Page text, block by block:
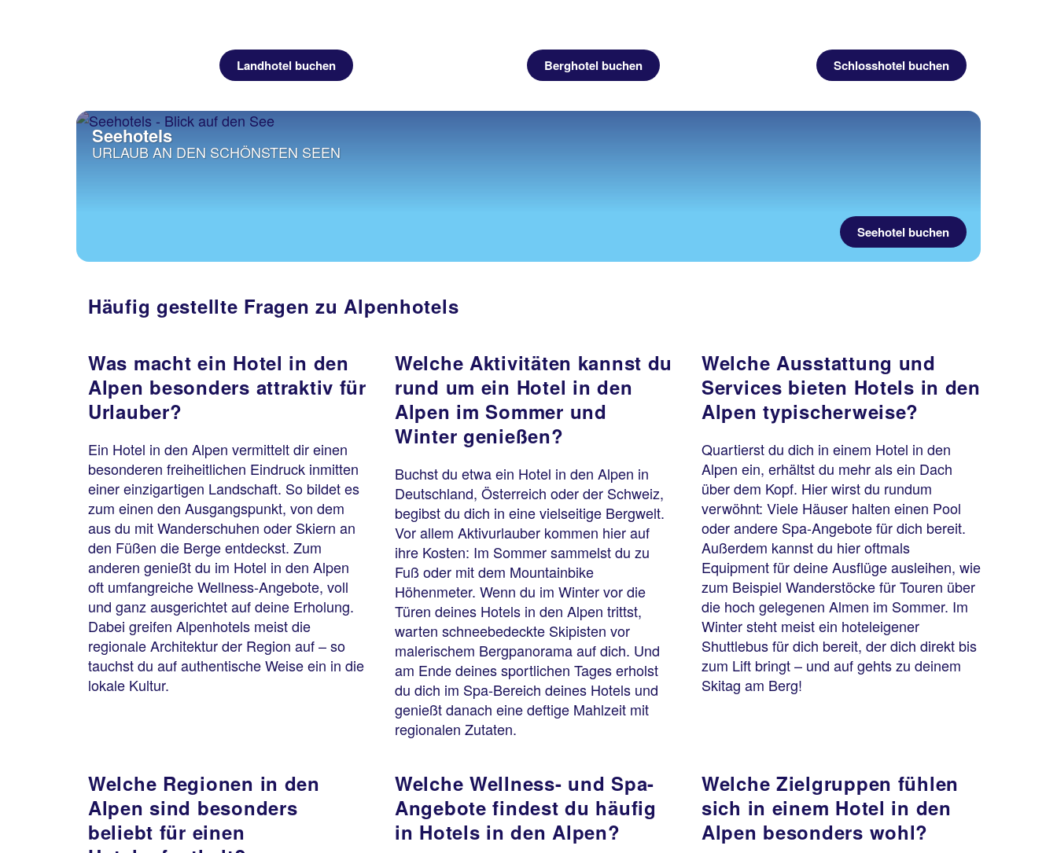
Landhotel buchen Berghotel buchen Schlosshotel buchen
Seehotels
URLAUB AN DEN SCHÖNSTEN SEEN
Seehotel buchen
Häufig gestellte Fragen zu Alpenhotels
Was macht ein Hotel in den
Alpen besonders attraktiv für
Urlauber?
Ein Hotel in den Alpen vermittelt dir einen
besonderen freiheitlichen Eindruck inmitten
einer einzigartigen Landschaft. So bildet es
zum einen den Ausgangspunkt, von dem
aus du mit Wanderschuhen oder Skiern an
den Füßen die Berge entdeckst. Zum
anderen genießt du im Hotel in den Alpen
oft umfangreiche Wellness-Angebote, voll
und ganz ausgerichtet auf deine Erholung.
Dabei greifen Alpenhotels meist die
regionale Architektur der Region auf – so
tauchst du auf authentische Weise ein in die
lokale Kultur.
Welche Aktivitäten kannst du
rund um ein Hotel in den
Alpen im Sommer und
Winter genießen?
Buchst du etwa ein Hotel in den Alpen in
Deutschland, Österreich oder der Schweiz,
begibst du dich in eine vielseitige Bergwelt.
Vor allem Aktivurlauber kommen hier auf
ihre Kosten: Im Sommer sammelst du zu
Fuß oder mit dem Mountainbike
Höhenmeter. Wenn du im Winter vor die
Türen deines Hotels in den Alpen trittst,
warten schneebedeckte Skipisten vor
malerischem Bergpanorama auf dich. Und
am Ende deines sportlichen Tages erholst
du dich im Spa-Bereich deines Hotels und
genießt danach eine deftige Mahlzeit mit
regionalen Zutaten.
Welche Ausstattung und
Services bieten Hotels in den
Alpen typischerweise?
Quartierst du dich in einem Hotel in den
Alpen ein, erhältst du mehr als ein Dach
über dem Kopf. Hier wirst du rundum
verwöhnt: Viele Häuser halten einen Pool
oder andere Spa-Angebote für dich bereit.
Außerdem kannst du hier oftmals
Equipment für deine Ausflüge ausleihen, wie
zum Beispiel Wanderstöcke für Touren über
die hoch gelegenen Almen im Sommer. Im
Winter steht meist ein hoteleigener
Shuttlebus für dich bereit, der dich direkt bis
zum Lift bringt – und auf gehts zu deinem
Skitag am Berg!
Welche Regionen in den
Alpen sind besonders
beliebt für einen
Welche Wellness- und Spa-
Angebote findest du häufig
in Hotels in den Alpen?
Welche Zielgruppen fühlen
sich in einem Hotel in den
Alpen besonders wohl?